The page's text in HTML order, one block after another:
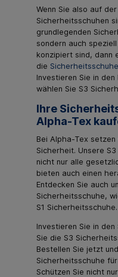
Wenn Sie also auf
Sicherheitsschuhen
grundlegenden
sondern auch
konzipiert sind, dann
die
Investieren Sie in
wählen Sie S3
Ihre
Alpha-Tex
Bei Alpha-Tex
Sicherheit. Unsere
nicht nur alle
bieten auch einen
Entdecken Sie auch
Sicherheitsschuhe,
S1 Sicherheitsschuhe.
Investieren Sie in
Sie die S3
Bestellen Sie jetzt
Sicherheitsschuhe
Schützen Sie nicht